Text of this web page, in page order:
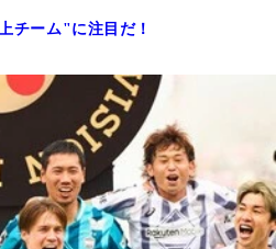
チーム"に注目だ！